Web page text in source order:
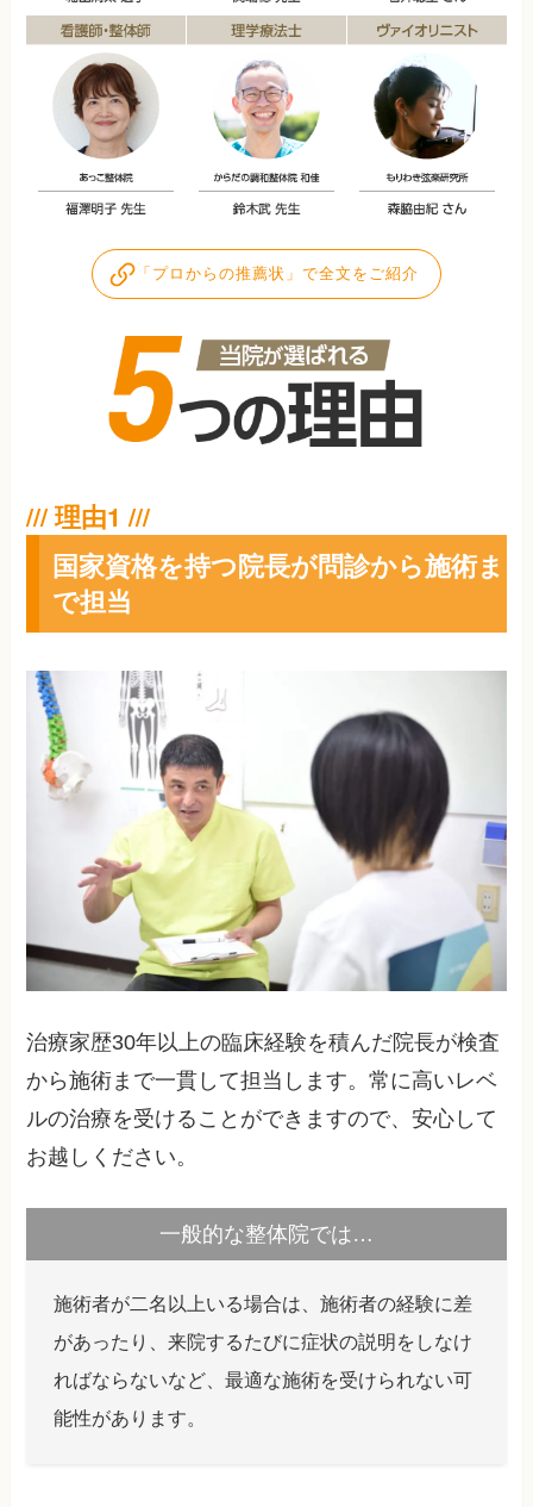
「プロからの推薦状」で全文をご紹介
国家資格を持つ院長が問診から施術ま
で担当
治療家歴30年以上の臨床経験を積んだ院長が検査
から施術まで一貫して担当します。常に高いレベ
ルの治療を受けることができますので、安心して
お越しください。
一般的な整体院では…
施術者が二名以上いる場合は、施術者の経験に差
があったり、来院するたびに症状の説明をしなけ
ればならないなど、最適な施術を受けられない可
能性があります。